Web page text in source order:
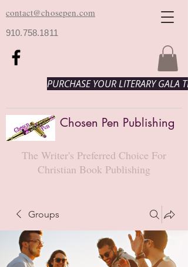
contact@chosepen.com
910.758.1811
PURCHASE YOUR LITERARY GALA
Chosen Pen Publishing
The Writer's Preferred Choice For
Christian Book Publishing
Groups